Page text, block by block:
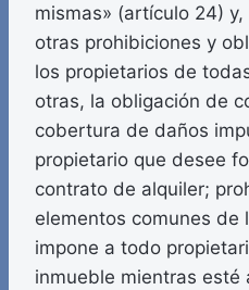
mismas» (artículo 24)
otras prohibiciones y
los propietarios de
otras, la obligación de
cobertura de daños
propietario que desee
contrato de alquiler;
elementos comunes de
impone a todo
inmueble mientras